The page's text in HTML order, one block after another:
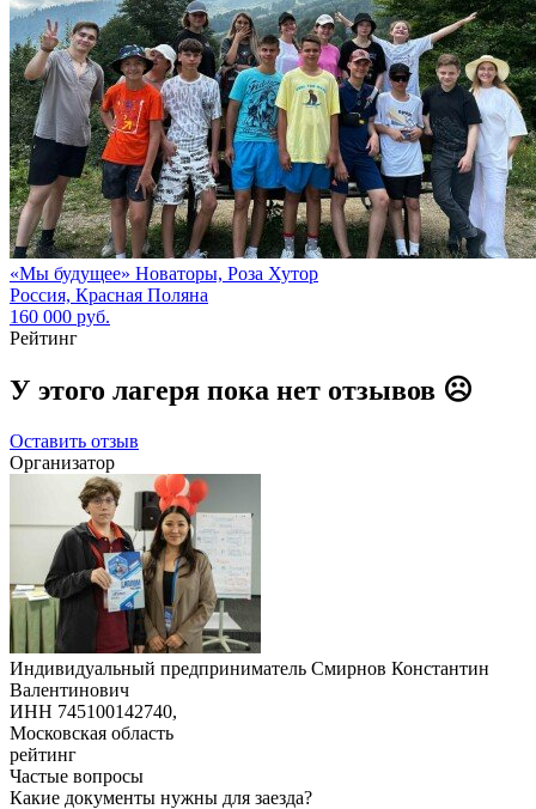
«Мы будущее» Новаторы, Роза Хутор
Россия, Красная Поляна
160 000 руб.
Рейтинг
У этого лагеря пока нет отзывов ☹️
Оставить отзыв
Организатор
Индивидуальный предприниматель Смирнов Константин
Валентинович
ИНН 745100142740,
Московская область
рейтинг
Частые вопросы
Какие документы нужны для заезда?